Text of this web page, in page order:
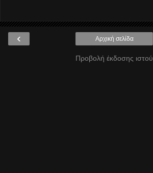
‹ Αρχική σελίδα
Προβολή έκδοσης ιστού